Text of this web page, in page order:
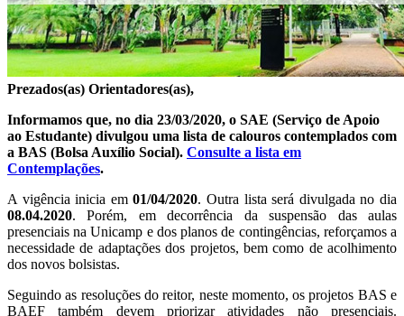
Prezados(as) Orientadores(as),
Informamos que, no dia 23/03/2020, o SAE (Serviço de Apoio
ao Estudante) divulgou uma lista de calouros contemplados com
a BAS (Bolsa Auxílio Social). Consulte a lista em
Contemplações.
A vigência inicia em01/04/2020. Outra lista será divulgada no dia
08.04.2020. Porém, em decorrência da suspensão das aulas
presenciais na Unicamp e dos planos de contingências, reforçamos a
necessidade de adaptações dos projetos, bem como de acolhimento
dos novos bolsistas.
Seguindo as resoluções do reitor, neste momento, os projetos BAS e
BAEF também devem priorizar atividades não presenciais.